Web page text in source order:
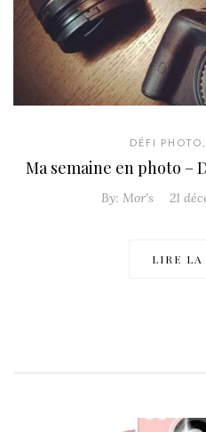
DÉFI PHOTO
Ma semaine en photo –
By: Mor's 21
LIRE LA